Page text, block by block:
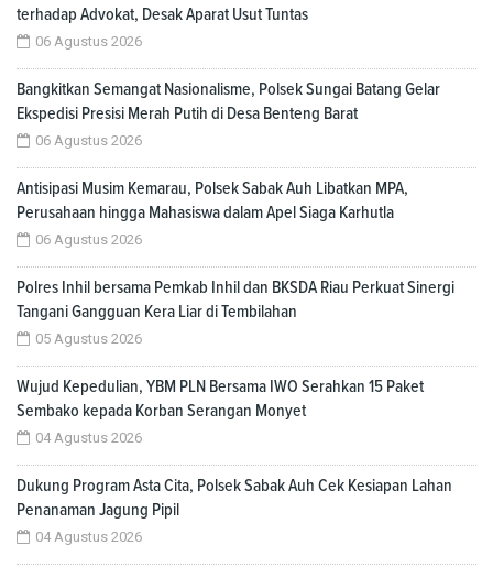
terhadap Advokat, Desak Aparat Usut Tuntas
06 Agustus 2026
Bangkitkan Semangat Nasionalisme, Polsek Sungai Batang Gelar
Ekspedisi Presisi Merah Putih di Desa Benteng Barat
06 Agustus 2026
Antisipasi Musim Kemarau, Polsek Sabak Auh Libatkan MPA,
Perusahaan hingga Mahasiswa dalam Apel Siaga Karhutla
06 Agustus 2026
Polres Inhil bersama Pemkab Inhil dan BKSDA Riau Perkuat Sinergi
Tangani Gangguan Kera Liar di Tembilahan
05 Agustus 2026
Wujud Kepedulian, YBM PLN Bersama IWO Serahkan 15 Paket
Sembako kepada Korban Serangan Monyet
04 Agustus 2026
Dukung Program Asta Cita, Polsek Sabak Auh Cek Kesiapan Lahan
Penanaman Jagung Pipil
04 Agustus 2026